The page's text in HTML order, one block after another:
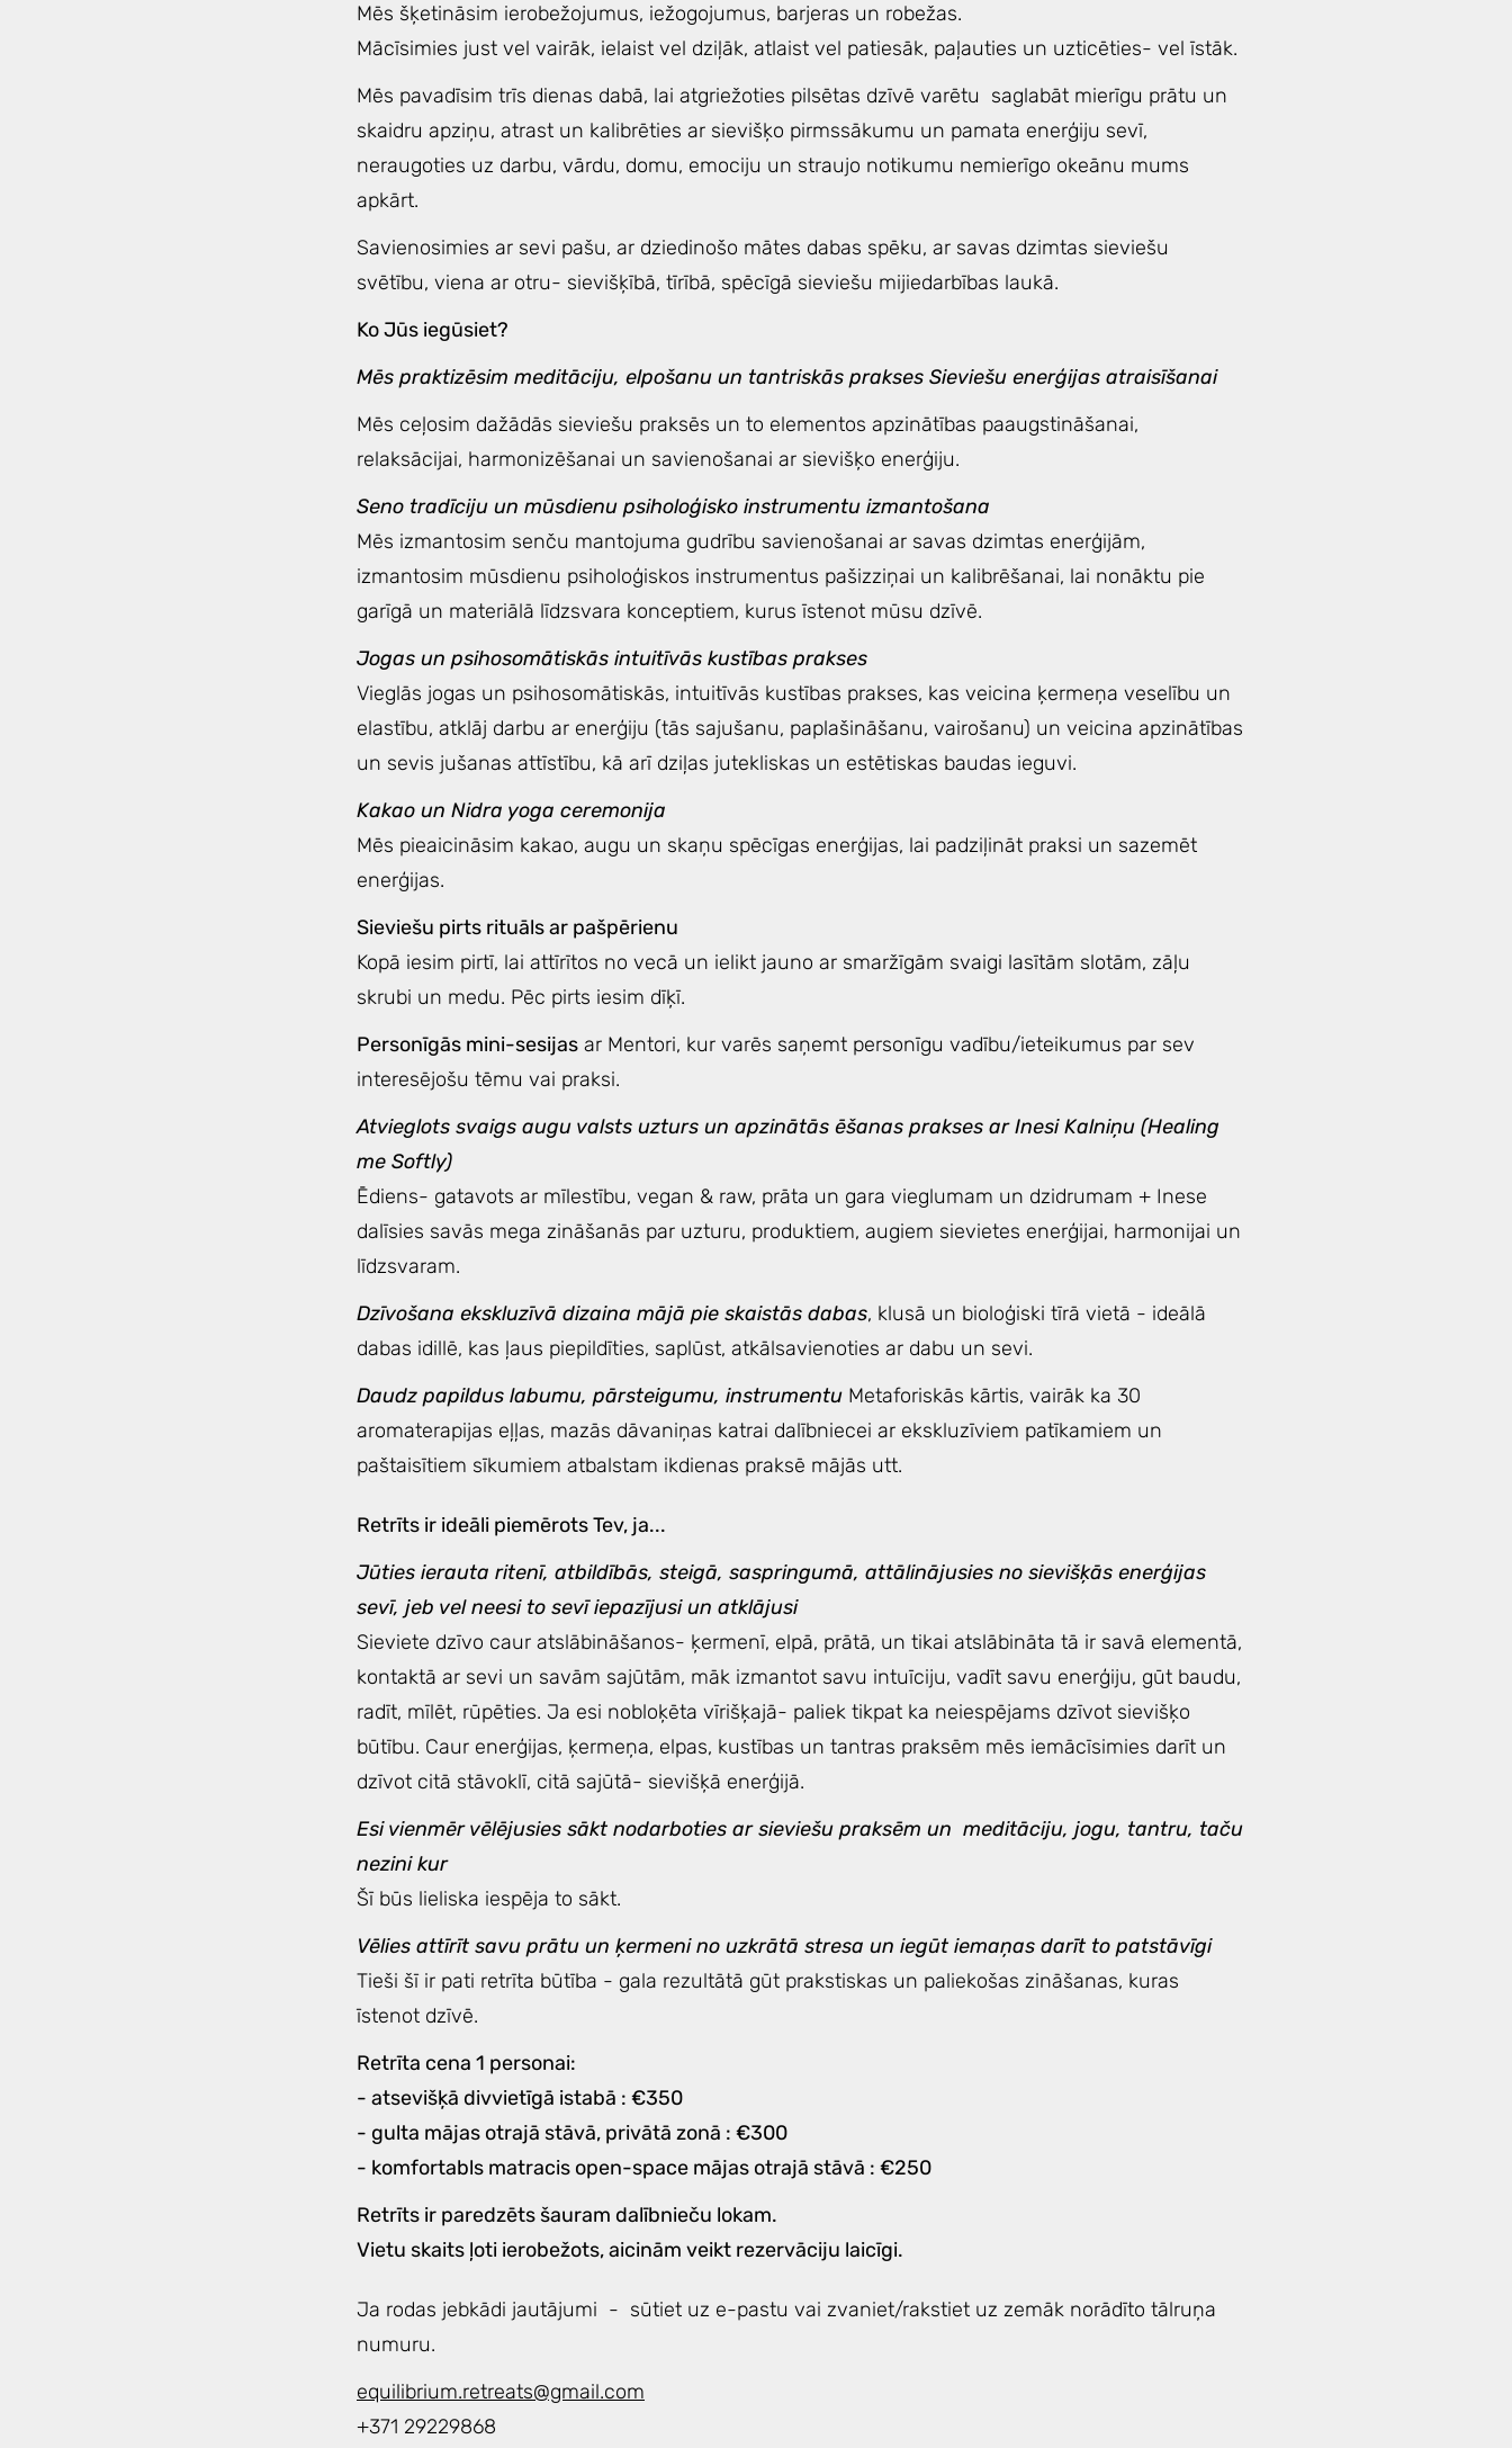
Mēs šķetināsim ierobežojumus, iežogojumus, barjeras un robežas.
Mācīsimies just vel vairāk, ielaist vel dziļāk, atlaist vel patiesāk, paļauties un uzticēties- vel īstāk.
Mēs pavadīsim trīs dienas dabā, lai atgriežoties pilsētas dzīvē varētu saglabāt mierīgu prātu un
skaidru apziņu, atrast un kalibrēties ar sievišķo pirmssākumu un pamata enerģiju sevī,
neraugoties uz darbu, vārdu, domu, emociju un straujo notikumu nemierīgo okeānu mums
apkārt.
Savienosimies ar sevi pašu, ar dziedinošo mātes dabas spēku, ar savas dzimtas sieviešu
svētību, viena ar otru- sievišķībā, tīrībā, spēcīgā sieviešu mijiedarbības laukā.
Ko Jūs iegūsiet?
Mēs praktizēsim meditāciju, elpošanu un tantriskās prakses Sieviešu enerģijas atraisīšanai
Mēs ceļosim dažādās sieviešu praksēs un to elementos apzinātības paaugstināšanai,
relaksācijai, harmonizēšanai un savienošanai ar sievišķo enerģiju.
Seno tradīciju un mūsdienu psiholoģisko instrumentu izmantošana
Mēs izmantosim senču mantojuma gudrību savienošanai ar savas dzimtas enerģijām,
izmantosim mūsdienu psiholoģiskos instrumentus pašizziņai un kalibrēšanai, lai nonāktu pie
garīgā un materiālā līdzsvara konceptiem, kurus īstenot mūsu dzīvē.
Jogas un psihosomātiskās intuitīvās kustības prakses
Vieglās jogas un psihosomātiskās, intuitīvās kustības prakses, kas veicina ķermeņa veselību un
elastību, atklāj darbu ar enerģiju (tās sajušanu, paplašināšanu, vairošanu) un veicina apzinātības
un sevis jušanas attīstību, kā arī dziļas jutekliskas un estētiskas baudas ieguvi.
Kakao un Nidra yoga ceremonija
Mēs pieaicināsim kakao, augu un skaņu spēcīgas enerģijas, lai padziļināt praksi un sazemēt
enerģijas.
Sieviešu pirts rituāls ar pašpērienu
Kopā iesim pirtī, lai attīrītos no vecā un ielikt jauno ar smaržīgām svaigi lasītām slotām, zāļu
skrubi un medu. Pēc pirts iesim dīķī.
Personīgās mini-sesijas ar Mentori, kur varēs saņemt personīgu vadību/ieteikumus par sev
interesējošu tēmu vai praksi.
Atvieglots svaigs augu valsts uzturs un apzinātās ēšanas prakses ar Inesi Kalniņu (Healing
me Softly)
Ēdiens- gatavots ar mīlestību, vegan & raw, prāta un gara vieglumam un dzidrumam + Inese
dalīsies savās mega zināšanās par uzturu, produktiem, augiem sievietes enerģijai, harmonijai un
līdzsvaram.
Dzīvošana ekskluzīvā dizaina mājā pie skaistās dabas, klusā un bioloģiski tīrā vietā - ideālā
dabas idillē, kas ļaus piepildīties, saplūst, atkālsavienoties ar dabu un sevi.
Daudz papildus labumu, pārsteigumu, instrumentu Metaforiskās kārtis, vairāk ka 30
aromaterapijas eļļas, mazās dāvaniņas katrai dalībniecei ar ekskluzīviem patīkamiem un
paštaisītiem sīkumiem atbalstam ikdienas praksē mājās utt.
Retrīts ir ideāli piemērots Tev, ja...
Jūties ierauta ritenī, atbildībās, steigā, saspringumā, attālinājusies no sievišķās enerģijas
sevī, jeb vel neesi to sevī iepazījusi un atklājusi
Sieviete dzīvo caur atslābināšanos- ķermenī, elpā, prātā, un tikai atslābināta tā ir savā elementā,
kontaktā ar sevi un savām sajūtām, māk izmantot savu intuīciju, vadīt savu enerģiju, gūt baudu,
radīt, mīlēt, rūpēties. Ja esi nobloķēta vīrišķajā- paliek tikpat ka neiespējams dzīvot sievišķo
būtību. Caur enerģijas, ķermeņa, elpas, kustības un tantras praksēm mēs iemācīsimies darīt un
dzīvot citā stāvoklī, citā sajūtā- sievišķā enerģijā.
Esi vienmēr vēlējusies sākt nodarboties ar sieviešu praksēm un meditāciju, jogu, tantru, taču
nezini kur
Šī būs lieliska iespēja to sākt.
Vēlies attīrīt savu prātu un ķermeni no uzkrātā stresa un iegūt iemaņas darīt to patstāvīgi
Tieši šī ir pati retrīta būtība - gala rezultātā gūt prakstiskas un paliekošas zināšanas, kuras
īstenot dzīvē.
Retrīta cena 1 personai:
- atsevišķā divvietīgā istabā : €350
- gulta mājas otrajā stāvā, privātā zonā : €300
- komfortabls matracis open-space mājas otrajā stāvā : €250
Retrīts ir paredzēts šauram dalībnieču lokam.
Vietu skaits ļoti ierobežots, aicinām veikt rezervāciju laicīgi.
Ja rodas jebkādi jautājumi - sūtiet uz e-pastu vai zvaniet/rakstiet uz zemāk norādīto tālruņa
numuru.
equilibrium.retreats@gmail.com
+371 29229868